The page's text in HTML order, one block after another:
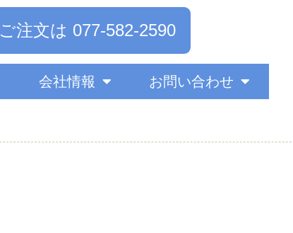
ご注文は 077-582-2590
会社情報 お問い合わせ